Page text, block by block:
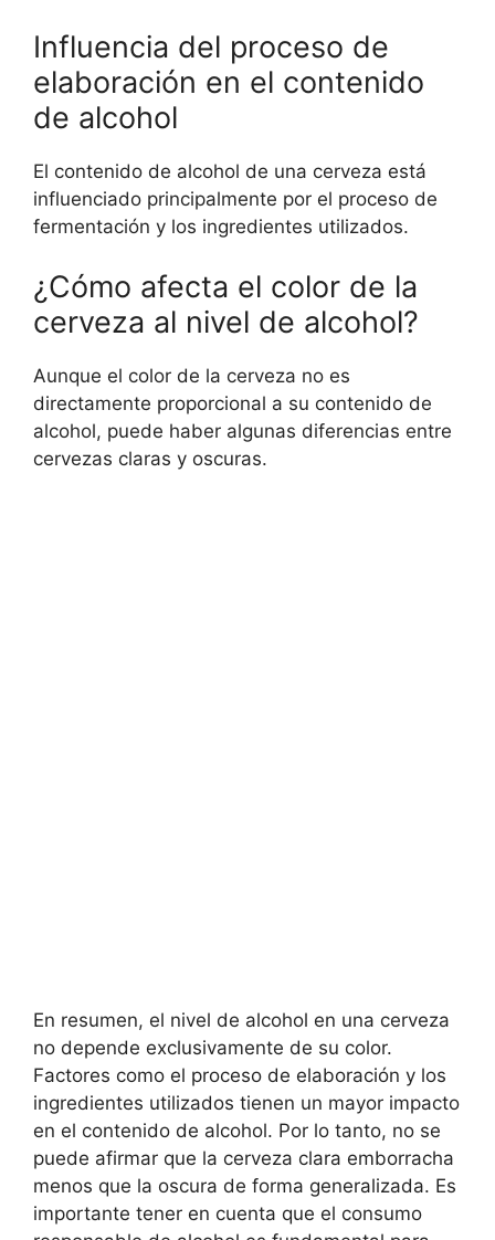
Influencia del proceso de
elaboración en el contenido
de alcohol
El contenido de alcohol de una cerveza está
influenciado principalmente por el proceso de
fermentación y los ingredientes utilizados.
¿Cómo afecta el color de la
cerveza al nivel de alcohol?
Aunque el color de la cerveza no es
directamente proporcional a su contenido de
alcohol, puede haber algunas diferencias entre
cervezas claras y oscuras.
En resumen, el nivel de alcohol en una cerveza
no depende exclusivamente de su color.
Factores como el proceso de elaboración y los
ingredientes utilizados tienen un mayor impacto
en el contenido de alcohol. Por lo tanto, no se
puede afirmar que la cerveza clara emborracha
menos que la oscura de forma generalizada. Es
importante tener en cuenta que el consumo